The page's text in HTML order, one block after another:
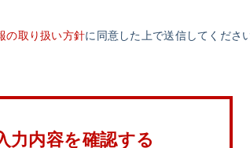
の取り扱い方針に同意した上で送信してくださ